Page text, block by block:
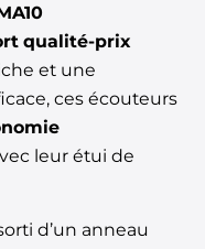
qualité-prix
et une
ces écouteurs
leur étui de
d’un anneau